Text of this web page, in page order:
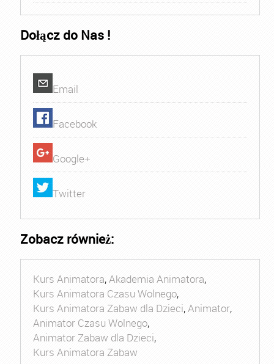
Dołącz do Nas !
Email
Facebook
Google+
Twitter
Zobacz również:
Kurs Animatora,Akademia Animatora,
Kurs Animatora Czasu Wolnego,
Kurs Animatora Zabaw dla Dzieci,Animator,
Animator Czasu Wolnego,
Animator Zabaw dla Dzieci,
Kurs Animatora Zabaw